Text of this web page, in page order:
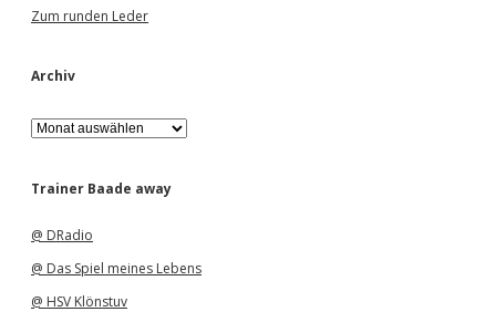
Zum runden Leder
Archiv
A
r
h
Trainer Baade away
@ DRadio
@ Das Spiel meines Lebens
@ HSV Klönstuv